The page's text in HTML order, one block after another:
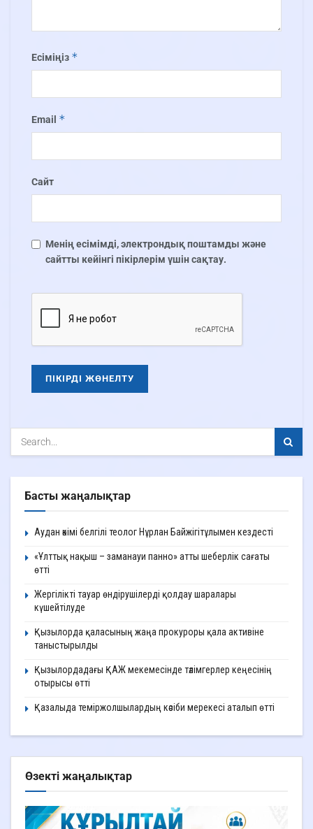
Есіміңіз *
Email *
Сайт
Менің есімімді, электрондық поштамды және
сайтты кейінгі пікірлерім үшін сақтау.
Басты жаңалықтар
Аудан әкімі белгілі теолог Нұрлан Байжігітұлымен кездесті
«Ұлттық нақыш – заманауи панно» атты шеберлік сағаты
өтті
Жергілікті тауар өндірушілерді қолдау шаралары
күшейтілуде
Қызылорда қаласының жаңа прокуроры қала активіне
таныстырылды
Қызылордадағы ҚАЖ мекемесінде тәлімгерлер кеңесінің
отырысы өтті
Қазалыда теміржолшылардың кәсіби мерекесі аталып өтті
Өзекті жаңалықтар